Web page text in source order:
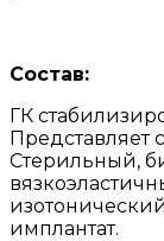
Состав:
ГК
Представляет
Стерильный,
имплантат.